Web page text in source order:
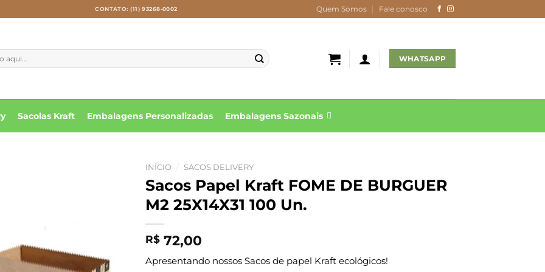
CONTATO: (11) 93268-0002 Quem Somos Fale conosco
WHATSAPP
Sacolas Kraft Embalagens Personalizadas Embalagens Sazonais
INÍCIO SACOS DELIVERY
Sacos Papel Kraft FOME DE BURGUER
M2 25X14X31 100 Un.
R$ 72,00
Apresentando nossos Sacos de papel Kraft ecológicos!